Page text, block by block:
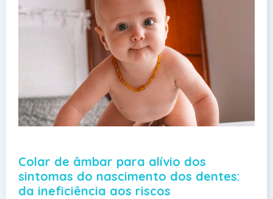
Colar de âmbar para alívio dos
sintomas do nascimento dos dentes:
da ineficiência aos riscos